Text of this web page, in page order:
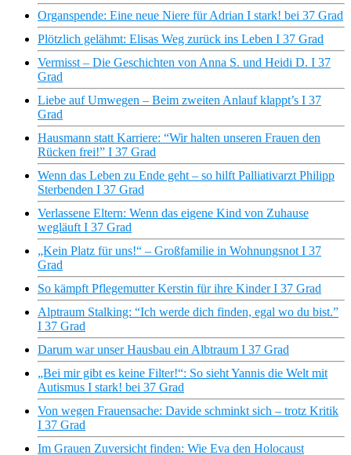
Organspende: Eine neue Niere für Adrian I stark! bei 37 Grad
Plötzlich gelähmt: Elisas Weg zurück ins Leben I 37 Grad
Vermisst – Die Geschichten von Anna S. und Heidi D. I 37
Grad
Liebe auf Umwegen – Beim zweiten Anlauf klappt’s I 37
Grad
Hausmann statt Karriere: “Wir halten unseren Frauen den
Rücken frei!” I 37 Grad
Wenn das Leben zu Ende geht – so hilft Palliativarzt Philipp
Sterbenden I 37 Grad
Verlassene Eltern: Wenn das eigene Kind von Zuhause
wegläuft I 37 Grad
„Kein Platz für uns!“ – Großfamilie in Wohnungsnot I 37
Grad
So kämpft Pflegemutter Kerstin für ihre Kinder I 37 Grad
Alptraum Stalking: “Ich werde dich finden, egal wo du bist.”
I 37 Grad
Darum war unser Hausbau ein Albtraum I 37 Grad
„Bei mir gibt es keine Filter!“: So sieht Yannis die Welt mit
Autismus I stark! bei 37 Grad
Von wegen Frauensache: Davide schminkt sich – trotz Kritik
I 37 Grad
Im Grauen Zuversicht finden: Wie Eva den Holocaust